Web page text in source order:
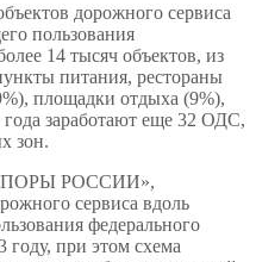
дорожного сервиса
пользования
14 тысяч объектов, из
питания, рестораны
площадки отдыха (9%),
заработают еще 32 ОДС,
зон.
РОССИИ»,
сервиса вдоль
федерального
году, при этом схема